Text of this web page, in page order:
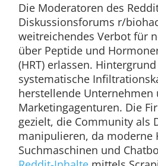
Die Moderatoren des
Diskussionsforums r/
weitreichendes Verbot für
über Peptide und
(HRT) erlassen.
systematische
herstellende Unternehmen
Marketingagenturen. Die
gezielt, die Community als
manipulieren, da moderne
Suchmaschinen und